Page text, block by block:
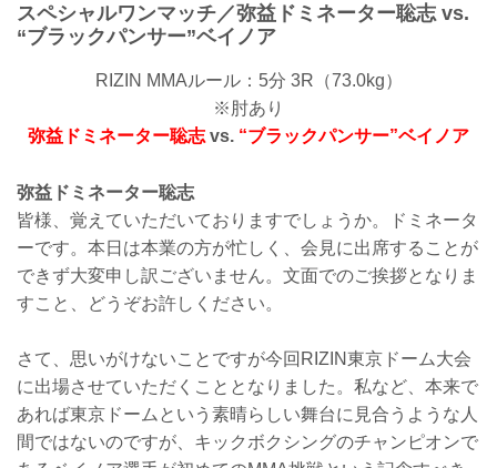
スペシャルワンマッチ／弥益ドミネーター聡志 vs.
“ブラックパンサー”ベイノア
RIZIN MMAルール：5分 3R（73.0kg）
※肘あり
弥益ドミネーター聡志 vs. “ブラックパンサー”ベイノア
弥益ドミネーター聡志
皆様、覚えていただいておりますでしょうか。ドミネータ
ーです。本日は本業の方が忙しく、会見に出席することが
できず大変申し訳ございません。文面でのご挨拶となりま
すこと、どうぞお許しください。
さて、思いがけないことですが今回RIZIN東京ドーム大会
に出場させていただくこととなりました。私など、本来で
あれば東京ドームという素晴らしい舞台に見合うような人
間ではないのですが、キックボクシングのチャンピオンで